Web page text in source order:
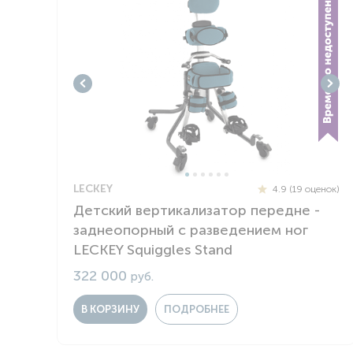
Респираторное оборудование
Подъёмники для инвалидов
LECKEY 4.9 (19 оценок)
Детский вертикализатор передне -
заднеопорный с разведением ног
LECKEY Squiggles Stand
322 000 руб.
В КОРЗИНУ ПОДРОБНЕЕ